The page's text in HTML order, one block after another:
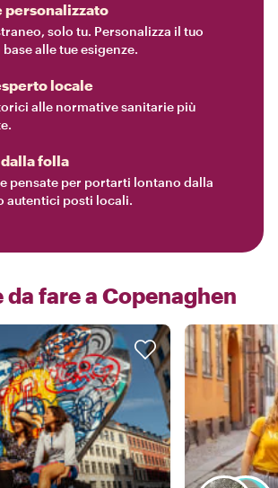
personalizzato
solo tu. Personalizza il tuo
alle tue esigenze.
locale
alle normative sanitarie più
folla
pensate per portarti lontano dalla
autentici posti locali.
fare a Copenaghen